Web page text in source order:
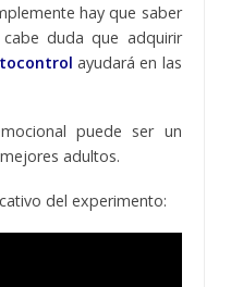
hay que saber
duda que adquirir
ayudará en las
puede ser un
adultos.
del experimento: